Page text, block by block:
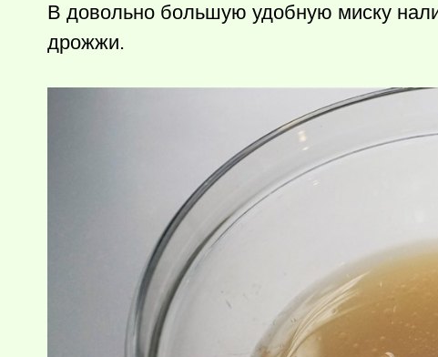
В довольно большую удобную миску
дрожжи.